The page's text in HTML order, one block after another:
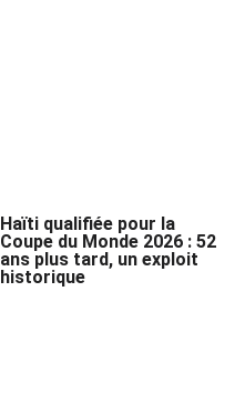
Haïti qualifiée pour la
Coupe du Monde 2026 : 52
ans plus tard, un exploit
historique